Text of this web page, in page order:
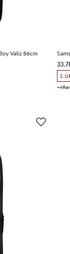
Valiz 86cm
4